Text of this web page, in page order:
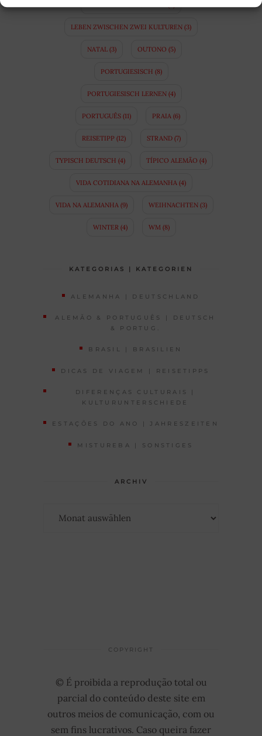
LEBEN ZWISCHEN ZWEI KULTUREN (3)
NATAL(3) OUTONO (5)
PORTUGIESISCH (8)
PORTUGIESISCH LERNEN(4)
PORTUGUÊS (11) PRAIA (6)
REISETIPP(12) STRAND(7)
TYPISCH DEUTSCH (4) TÍPICO ALEMÃO (4)
VIDA COTIDIANA NA ALEMANHA (4)
VIDA NA ALEMANHA(9) WEIHNACHTEN(3)
WINTER(4) WM(8)
KATEGORIAS | KATEGORIEN
ALEMANHA | DEUTSCHLAND
ALEMÃO & PORTUGUÊS | DEUTSCH
& PORTUG.
BRASIL | BRASILIEN
DICAS DE VIAGEM | REISETIPPS
DIFERENÇAS CULTURAIS |
KULTURUNTERSCHIEDE
ESTAÇÕES DO ANO | JAHRESZEITEN
MISTUREBA | SONSTIGES
ARCHIV
COPYRIGHT
© É proibida a reprodução total ou
parcial do conteúdo deste site em
outros meios de comunicação, com ou
sem fins lucrativos. Caso queira fazer